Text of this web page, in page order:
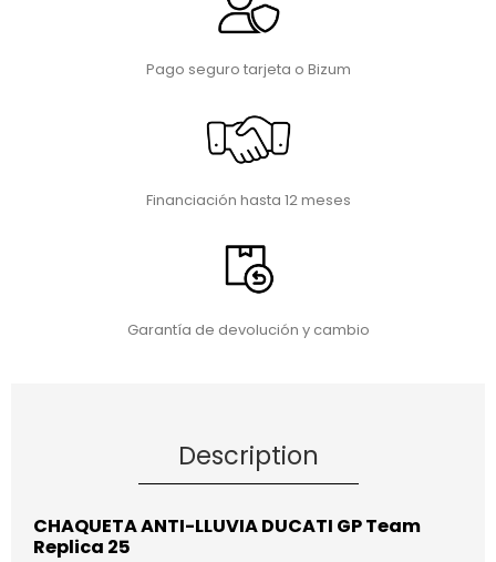
Pago seguro tarjeta o Bizum
Financiación hasta 12 meses
Garantía de devolución y cambio
Description
CHAQUETA ANTI-LLUVIA DUCATI GP Team
Replica 25